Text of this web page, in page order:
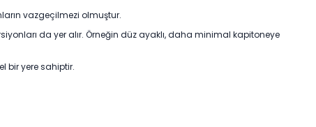
vazgeçilmezi olmuştur.
da yer alır. Örneğin düz ayaklı, daha minimal kapitoneye
bir yere sahiptir.